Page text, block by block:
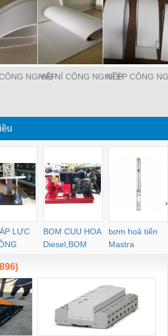
NGHIỆP
VẢI NỈ CÔNG NGHIỆPNỈ ÉP CÔNG
LỰC
BOM CUU HOA
Diesel,BOM
CHUA CHAY
bơm hoả tiển
Mastra
›